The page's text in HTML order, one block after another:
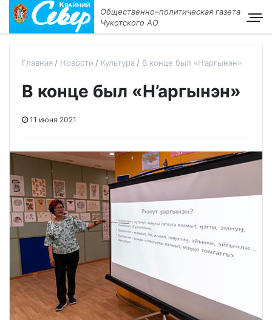
Общественно–политическая газета
Чукотского АО
Главная Новости Культура В конце был «Н’аргынэн»
В конце был «Н’аргынэн»
11 июня 2021